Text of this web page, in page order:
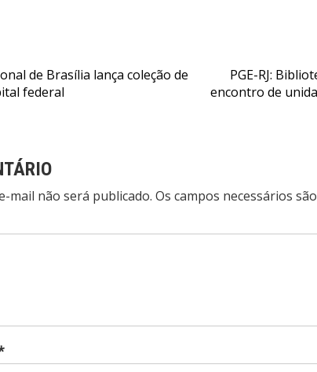
de Brasília lança coleção de
federal
PGE-RJ:
encontro de
mail não será publicado. Os campos necessários